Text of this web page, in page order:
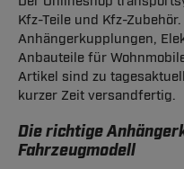
Kfz-Teile und Kfz-
Anhängerkupplungen,
Anbauteile für
Artikel sind zu
kurzer Zeit versandfertig.
Die richtige
Fahrzeugmodell